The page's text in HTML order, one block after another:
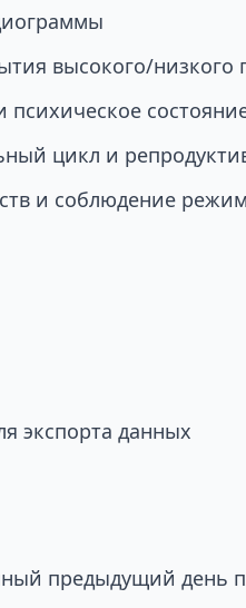
высокого/низкого
цикл и
и соблюдение
экспорта данных
предыдущий день